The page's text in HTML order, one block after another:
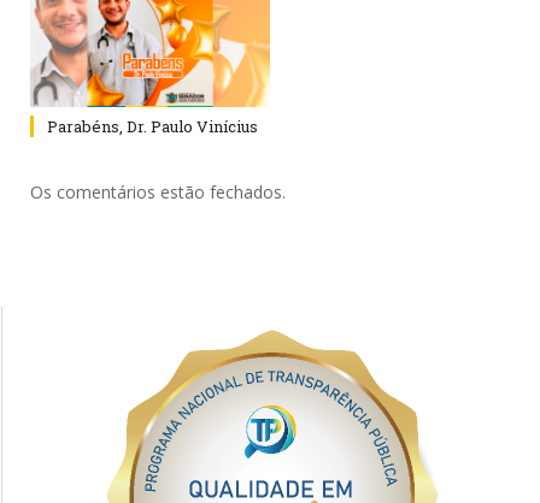
Parabéns, Dr. Paulo Vinícius
Os comentários estão fechados.